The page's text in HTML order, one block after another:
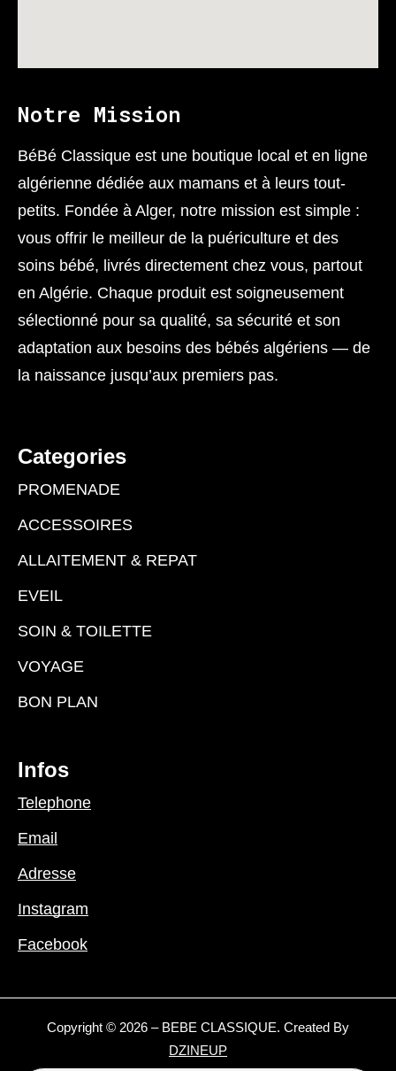
Notre Mission
BéBé Classique est une boutique local et en ligne
algérienne dédiée aux mamans et à leurs tout-
petits. Fondée à Alger, notre mission est simple :
vous offrir le meilleur de la puériculture et des
soins bébé, livrés directement chez vous, partout
en Algérie. Chaque produit est soigneusement
sélectionné pour sa qualité, sa sécurité et son
adaptation aux besoins des bébés algériens — de
la naissance jusqu’aux premiers pas.
Categories
PROMENADE
ACCESSOIRES
ALLAITEMENT & REPAT
EVEIL
SOIN & TOILETTE
VOYAGE
BON PLAN
Infos
Telephone
Email
Adresse
Instagram
Facebook
Copyright © 2026 – BEBE CLASSIQUE. Created By
DZINEUP